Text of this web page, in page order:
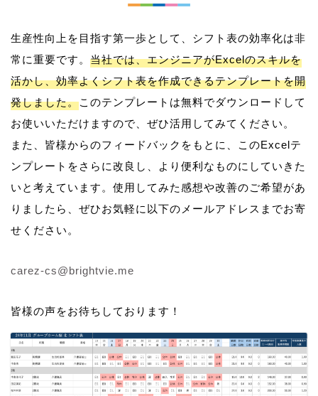
生産性向上を目指す第一歩として、シフト表の効率化は非
常に重要です。 当社では、エンジニアがExcelのスキルを
活かし、効率よくシフト表を作成できるテンプレートを開
発しました。このテンプレートは無料でダウンロードして
お使いいただけますので、ぜひ活用してみてください。
また、皆様からのフィードバックをもとに、このExcelテ
ンプレートをさらに改良し、より便利なものにしていきた
いと考えています。使用してみた感想や改善のご希望があ
りましたら、ぜひお気軽に以下のメールアドレスまでお寄
せください。
carez-cs@brightvie.me
皆様の声をお待ちしております！